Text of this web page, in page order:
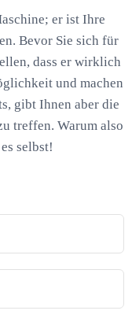
er ist Ihre
Bevor Sie sich für
dass er wirklich
und machen
gibt Ihnen aber die
treffen. Warum also
selbst!